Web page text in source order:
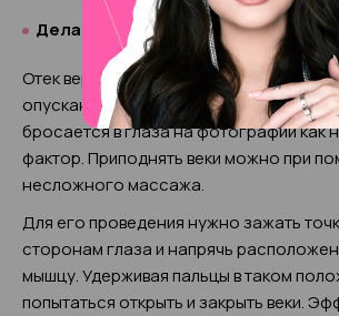
Делаем массаж
Отек верхнего века становится
опускания, что выглядит неопрятно и
бросается в глаза на фотографии как
фактор. Приподнять веки можно при
несложного массажа.
Для его проведения нужно зажать
сторонам глаза и напрячь
мышцу. Удерживая пальцы в таком
попытаться открыть и закрыть веки.